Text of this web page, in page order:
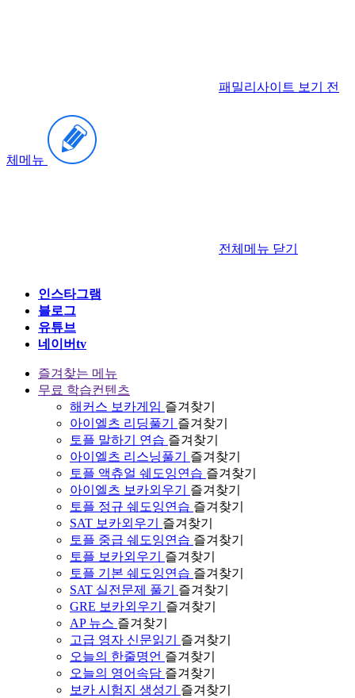
패밀리사이트 보기 전
체메뉴
전체메뉴 닫기
인스타그램
블로그
유튜브
네이버tv
즐겨찾는 메뉴
무료 학습컨텐츠
해커스 보카게임 즐겨찾기
아이엘츠 리딩풀기
즐겨찾기
토플 말하기 연습 즐겨찾기
아이엘츠 리스닝풀기
즐겨찾기
토플 액츄얼 쉐도잉연습 즐겨찾기
아이엘츠 보카외우기
즐겨찾기
토플 정규 쉐도잉연습 즐겨찾기
SAT 보카외우기
즐겨찾기
토플 중급 쉐도잉연습 즐겨찾기
토플 보카외우기
즐겨찾기
토플 기본 쉐도잉연습 즐겨찾기
SAT 실전문제 풀기
즐겨찾기
GRE 보카외우기
즐겨찾기
AP 뉴스 즐겨찾기
고급 영자 신문읽기
즐겨찾기
오늘의 한줄명언 즐겨찾기
오늘의 영어속담 즐겨찾기
보카 시험지 생성기
즐겨찾기